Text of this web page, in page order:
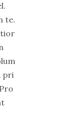
te.
pri